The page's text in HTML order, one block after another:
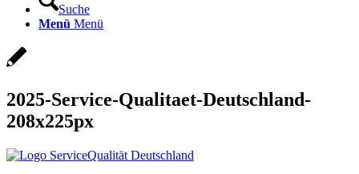
Suche
Menü Menü
2025-Service-Qualitaet-Deutschland-
208x225px